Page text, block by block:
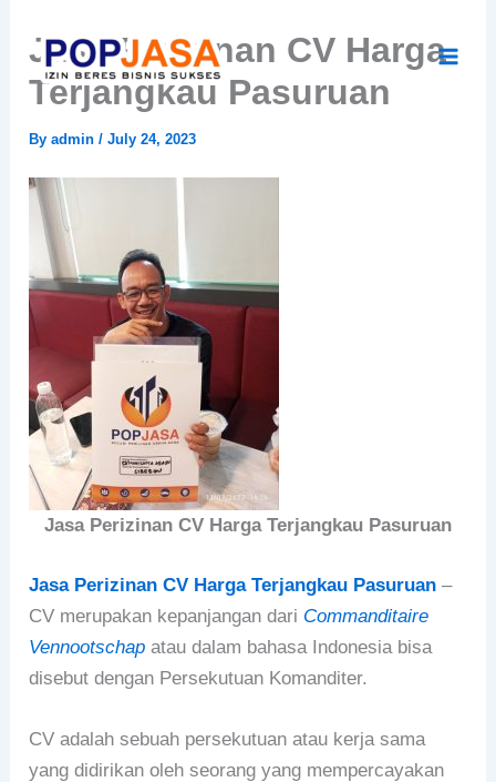
content
Jasa Perizinan CV Harga
Terjangkau Pasuruan
Byadmin/July 24, 2023
Jasa Perizinan CV Harga Terjangkau Pasuruan
Jasa Perizinan CV Harga Terjangkau Pasuruan –
CV merupakan kepanjangan dari Commanditaire
Vennootschapatau dalam bahasa Indonesia bisa
disebut dengan Persekutuan Komanditer.
CV adalah sebuah persekutuan atau kerja sama
yang didirikan oleh seorang yang mempercayakan